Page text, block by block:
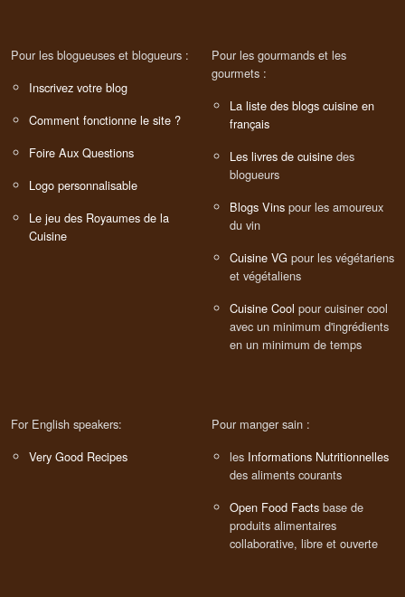
Pour les blogueuses et blogueurs :
Inscrivez votre blog
Comment fonctionne le site ?
Foire Aux Questions
Logo personnalisable
Le jeu des Royaumes de la
Cuisine
Pour les gourmands et les
gourmets :
La liste des blogs cuisine en
français
Les livres de cuisine des
blogueurs
Blogs Vins pour les amoureux
du vin
Cuisine VG pour les végétariens
et végétaliens
Cuisine Cool pour cuisiner cool
avec un minimum d'ingrédients
en un minimum de temps
For English speakers:
Very Good Recipes
Pour manger sain :
les Informations Nutritionnelles
des aliments courants
Open Food Facts base de
produits alimentaires
collaborative, libre et ouverte